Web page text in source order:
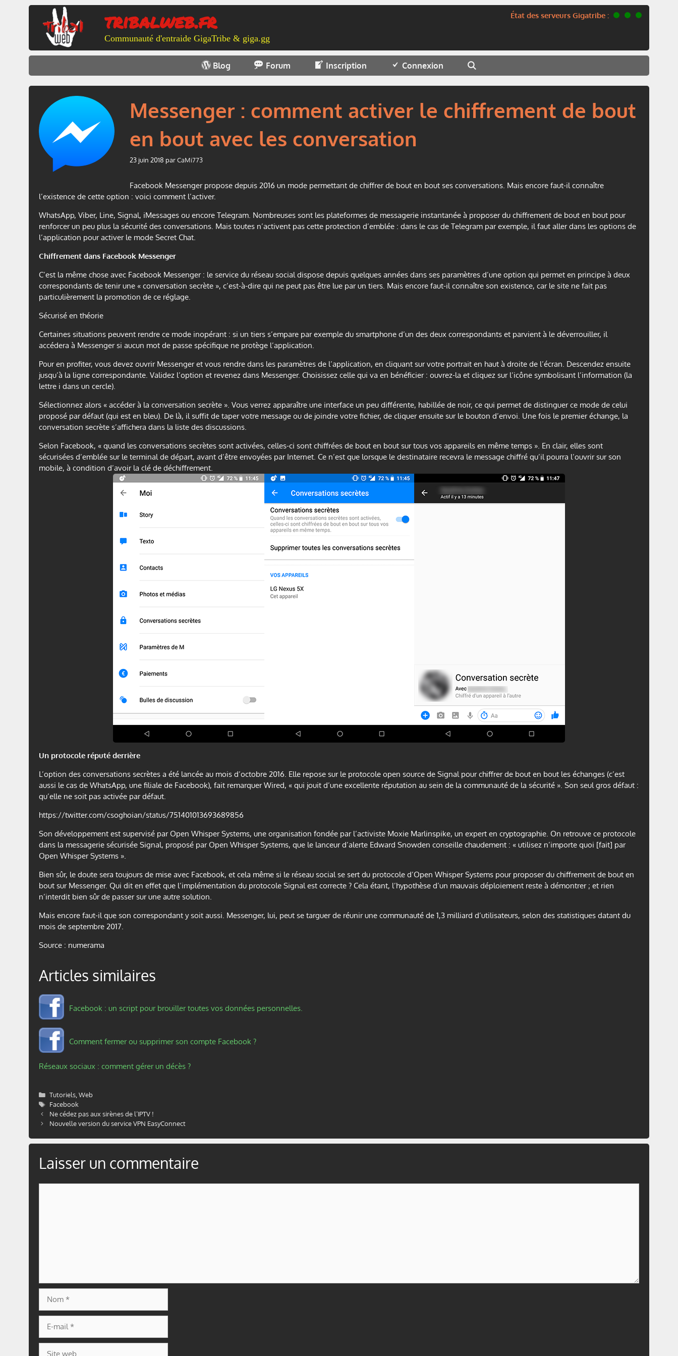
État des serveurs Gigatribe :
tribalweb.fr
Communauté d'entraide GigaTribe & giga.gg
Blog Forum Inscription Connexion
Messenger : comment activer le chiffrement de bout
en bout avec les conversation
23 juin 2018 parCaMi773
Facebook Messenger propose depuis 2016 un mode permettant de chiffrer de bout en bout ses conversations. Mais encore faut-il connaître
l’existence de cette option : voici comment l’activer.
WhatsApp, Viber, Line, Signal, iMessages ou encore Telegram. Nombreuses sont les plateformes de messagerie instantanée à proposer du chiffrement de bout en bout pour
renforcer un peu plus la sécurité des conversations. Mais toutes n’activent pas cette protection d’emblée : dans le cas de Telegram par exemple, il faut aller dans les options de
l’application pour activer le mode Secret Chat.
Chiffrement dans Facebook Messenger
C’est la même chose avec Facebook Messenger : le service du réseau social dispose depuis quelques années dans ses paramètres d’une option qui permet en principe à deux
correspondants de tenir une « conversation secrète », c’est-à-dire qui ne peut pas être lue par un tiers. Mais encore faut-il connaître son existence, car le site ne fait pas
particulièrement la promotion de ce réglage.
Sécurisé en théorie
Certaines situations peuvent rendre ce mode inopérant : si un tiers s’empare par exemple du smartphone d’un des deux correspondants et parvient à le déverrouiller, il
accédera à Messenger si aucun mot de passe spécifique ne protège l’application.
Pour en profiter, vous devez ouvrir Messenger et vous rendre dans les paramètres de l’application, en cliquant sur votre portrait en haut à droite de l’écran. Descendez ensuite
jusqu’à la ligne correspondante. Validez l’option et revenez dans Messenger. Choisissez celle qui va en bénéficier : ouvrez-la et cliquez sur l’icône symbolisant l’information (la
lettre i dans un cercle).
Sélectionnez alors « accéder à la conversation secrète ». Vous verrez apparaître une interface un peu différente, habillée de noir, ce qui permet de distinguer ce mode de celui
proposé par défaut (qui est en bleu). De là, il suffit de taper votre message ou de joindre votre fichier, de cliquer ensuite sur le bouton d’envoi. Une fois le premier échange, la
conversation secrète s’affichera dans la liste des discussions.
Selon Facebook, « quand les conversations secrètes sont activées, celles-ci sont chiffrées de bout en bout sur tous vos appareils en même temps ». En clair, elles sont
sécurisées d’emblée sur le terminal de départ, avant d’être envoyées par Internet. Ce n’est que lorsque le destinataire recevra le message chiffré qu’il pourra l’ouvrir sur son
mobile, à condition d’avoir la clé de déchiffrement.
Un protocole réputé derrière
L’option des conversations secrètes a été lancée au mois d’octobre 2016. Elle repose sur le protocole open source de Signal pour chiffrer de bout en bout les échanges (c’est
aussi le cas de WhatsApp, une filiale de Facebook), fait remarquer Wired, « qui jouit d’une excellente réputation au sein de la communauté de la sécurité ». Son seul gros défaut :
qu’elle ne soit pas activée par défaut.
https://twitter.com/csoghoian/status/751401013693689856
Son développement est supervisé par Open Whisper Systems, une organisation fondée par l’activiste Moxie Marlinspike, un expert en cryptographie. On retrouve ce protocole
dans la messagerie sécurisée Signal, proposé par Open Whisper Systems, que le lanceur d’alerte Edward Snowden conseille chaudement : « utilisez n’importe quoi [fait] par
Open Whisper Systems ».
Bien sûr, le doute sera toujours de mise avec Facebook, et cela même si le réseau social se sert du protocole d’Open Whisper Systems pour proposer du chiffrement de bout en
bout sur Messenger. Qui dit en effet que l’implémentation du protocole Signal est correcte ? Cela étant, l’hypothèse d’un mauvais déploiement reste à démontrer ; et rien
n’interdit bien sûr de passer sur une autre solution.
Mais encore faut-il que son correspondant y soit aussi. Messenger, lui, peut se targuer de réunir une communauté de 1,3 milliard d’utilisateurs, selon des statistiques datant du
mois de septembre 2017.
Source : numerama
Articles similaires
Facebook : un script pour brouiller toutes vos données personnelles.
Comment fermer ou supprimer son compte Facebook ?
Réseaux sociaux : comment gérer un décès ?
Catégories
Tutoriels, Web
Étiquettes
Facebook
Ne cédez pas aux sirènes de l’IPTV !
Nouvelle version du service VPN EasyConnect
Laisser un commentaire
mail